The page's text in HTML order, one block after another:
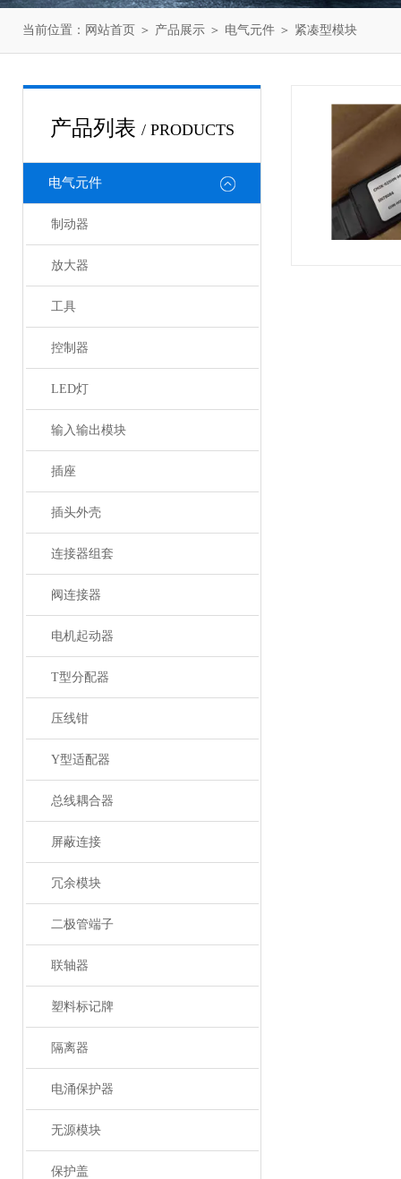
当前位置： 网站首页 ＞ 产品展示 ＞ 电气元件 ＞ 紧凑型模块
产品列表 / PRODUCTS
电气元件
制动器
放大器
工具
控制器
LED灯
输入输出模块
插座
插头外壳
连接器组套
阀连接器
电机起动器
T型分配器
压线钳
Y型适配器
总线耦合器
屏蔽连接
冗余模块
二极管端子
联轴器
塑料标记牌
隔离器
电涌保护器
无源模块
保护盖